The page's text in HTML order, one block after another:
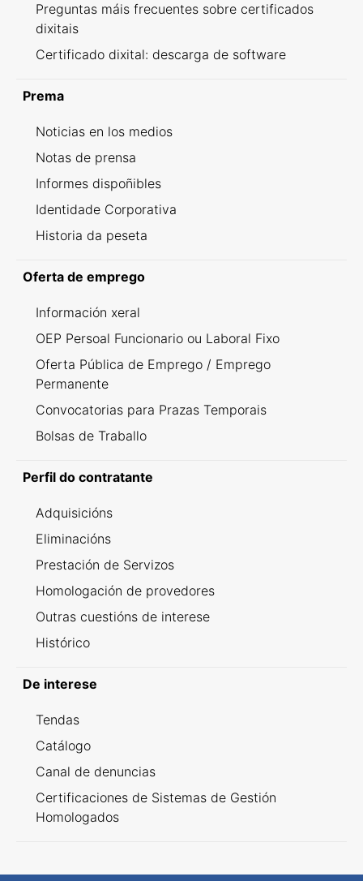
Preguntas máis frecuentes sobre certificados
dixitais
Certificado dixital: descarga de software
Prema
Noticias en los medios
Notas de prensa
Informes dispoñibles
Identidade Corporativa
Historia da peseta
Oferta de emprego
Información xeral
OEP Persoal Funcionario ou Laboral Fixo
Oferta Pública de Emprego / Emprego
Permanente
Convocatorias para Prazas Temporais
Bolsas de Traballo
Perfil do contratante
Adquisicións
Eliminacións
Prestación de Servizos
Homologación de provedores
Outras cuestións de interese
Histórico
De interese
Tendas
Catálogo
Canal de denuncias
Certificaciones de Sistemas de Gestión
Homologados